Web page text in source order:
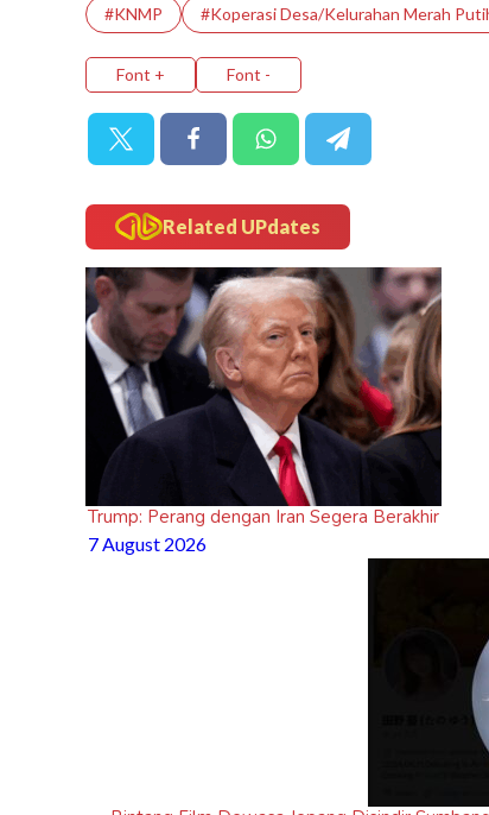
#KNMP
#Koperasi Desa/Kelurahan Merah
Font + Font -
Related UPdates
Trump: Perang dengan Iran Segera Berakhir
7 August 2026